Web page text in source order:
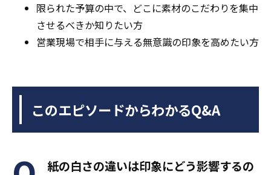
限られた予算の中で、どこに素材のこだわりを集中
させるべきか知りたい方
営業現場で相手に与える無意識の印象を高めたい方
このエピソードからわかるQ&A
紙の白さの違いは印象にどう影響するの